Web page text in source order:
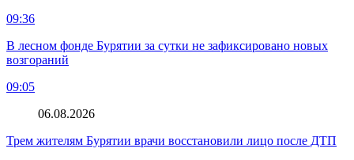
09:36
В лесном фонде Бурятии за сутки не зафиксировано новых
возгораний
09:05
06.08.2026
Трем жителям Бурятии врачи восстановили лицо после ДТП